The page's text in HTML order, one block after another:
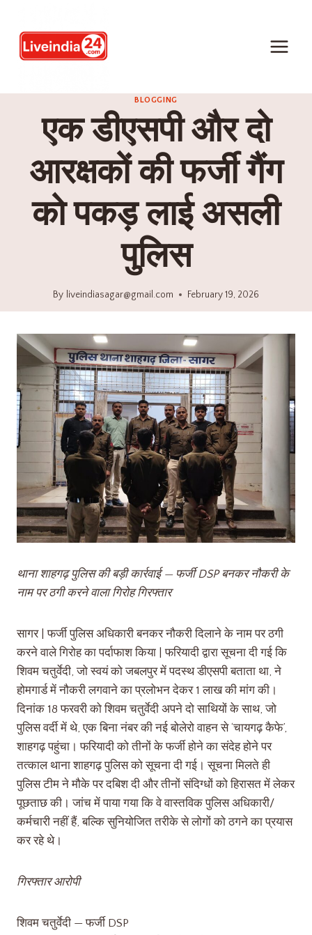
BLOGGING
एक डीएसपी और दो
आरक्षकों की फर्जी गैंग
को पकड़ लाई असली
पुलिस
By liveindiasagar@gmail.com February 19, 2026
थाना शाहगढ़ पुलिस की बड़ी कार्रवाई — फर्जी DSP बनकर नौकरी के
नाम पर ठगी करने वाला गिरोह गिरफ्तार
सागर | फर्जी पुलिस अधिकारी बनकर नौकरी दिलाने के नाम पर ठगी
करने वाले गिरोह का पर्दाफाश किया | फरियादी द्वारा सूचना दी गई कि
शिवम चतुर्वेदी, जो स्वयं को जबलपुर में पदस्थ डीएसपी बताता था, ने
होमगार्ड में नौकरी लगवाने का प्रलोभन देकर 1 लाख की मांग की।
दिनांक 18 फरवरी को शिवम चतुर्वेदी अपने दो साथियों के साथ, जो
पुलिस वर्दी में थे, एक बिना नंबर की नई बोलेरो वाहन से ‘चायगढ़ कैफे’,
शाहगढ़ पहुंचा। फरियादी को तीनों के फर्जी होने का संदेह होने पर
तत्काल थाना शाहगढ़ पुलिस को सूचना दी गई। सूचना मिलते ही
पुलिस टीम ने मौके पर दबिश दी और तीनों संदिग्धों को हिरासत में लेकर
पूछताछ की। जांच में पाया गया कि वे वास्तविक पुलिस अधिकारी/
कर्मचारी नहीं हैं, बल्कि सुनियोजित तरीके से लोगों को ठगने का प्रयास
कर रहे थे।
गिरफ्तार आरोपी
शिवम चतुर्वेदी — फर्जी DSP